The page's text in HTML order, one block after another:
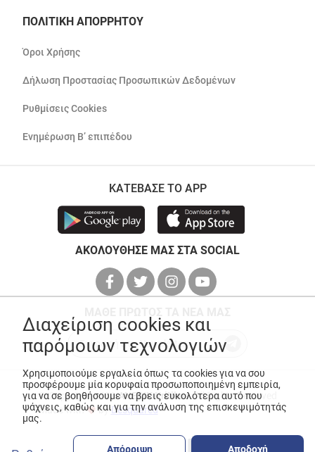
ΠΟΛΙΤΙΚΗ ΑΠΟΡΡΗΤΟΥ
Όροι Χρήσης
Δήλωση Προστασίας Προσωπικών Δεδομένων
Ρυθμίσεις Cookies
Ενημέρωση Β’ επιπέδου
ΚΑΤΕΒΑΣΕ ΤΟ APP
ΑΚΟΛΟΥΘΗΣΕ ΜΑΣ ΣΤΑ SOCIAL
© Copyright 2026ANEDIK Kritikos. All Rights Reserved
Made with
byDesquared
Διαχείριση cookies και
παρόμοιων τεχνολογιών
Χρησιμοποιούμε εργαλεία όπως τα cookies για να σου
προσφέρουμε μία κορυφαία προσωποποιημένη εμπειρία,
για να σε βοηθήσουμε να βρεις ευκολότερα αυτό που
ψάχνεις, καθώς και για την ανάλυση της επισκεψιμότητάς
μας.
Απόρριψη Αποδοχή